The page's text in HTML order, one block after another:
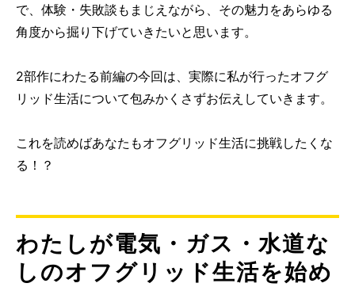
で、体験・失敗談もまじえながら、その魅力をあらゆる
角度から掘り下げていきたいと思います。
2部作にわたる前編の今回は、実際に私が行ったオフグ
リッド生活について包みかくさずお伝えしていきます。
これを読めばあなたもオフグリッド生活に挑戦したくな
る！？
わたしが電気・ガス・水道な
しのオフグリッド生活を始め